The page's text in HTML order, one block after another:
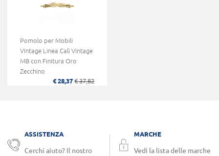
Pomolo per Mobili
Vintage Linea Calì Vintage
MB con Finitura Oro
Zecchino
€ 28,37 € 37,82
ASSISTENZA
Cerchi aiuto? Il nostro
MARCHE
Vedi la lista delle marche